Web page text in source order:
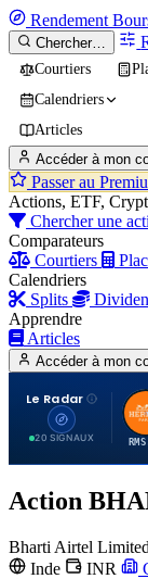
Rendement
Chercher…
Courtiers
Calendriers
Articles
Accéder à mon
Passer au
Actions, ETF,
Chercher une
Comparateurs
Courtiers
Calendriers
Splits
Apprendre
Articles
Accéder à mon
Le Radar
20 SIGNAUX
Action
Bharti Airtel Limited
Inde
INR